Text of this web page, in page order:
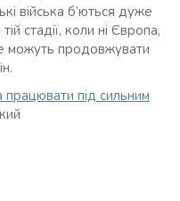
війська б’ються дуже
стадії, коли ні Європа,
можуть продовжувати
працювати під сильним